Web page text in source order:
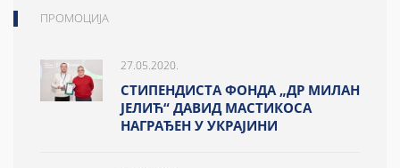
ПРОМОЦИЈА
27.05.2020.
СТИПЕНДИСТА ФОНДА „ДР МИЛАН
ЈЕЛИЋ“ ДАВИД МАСТИКОСА
НАГРАЂЕН У УКРАЈИНИ